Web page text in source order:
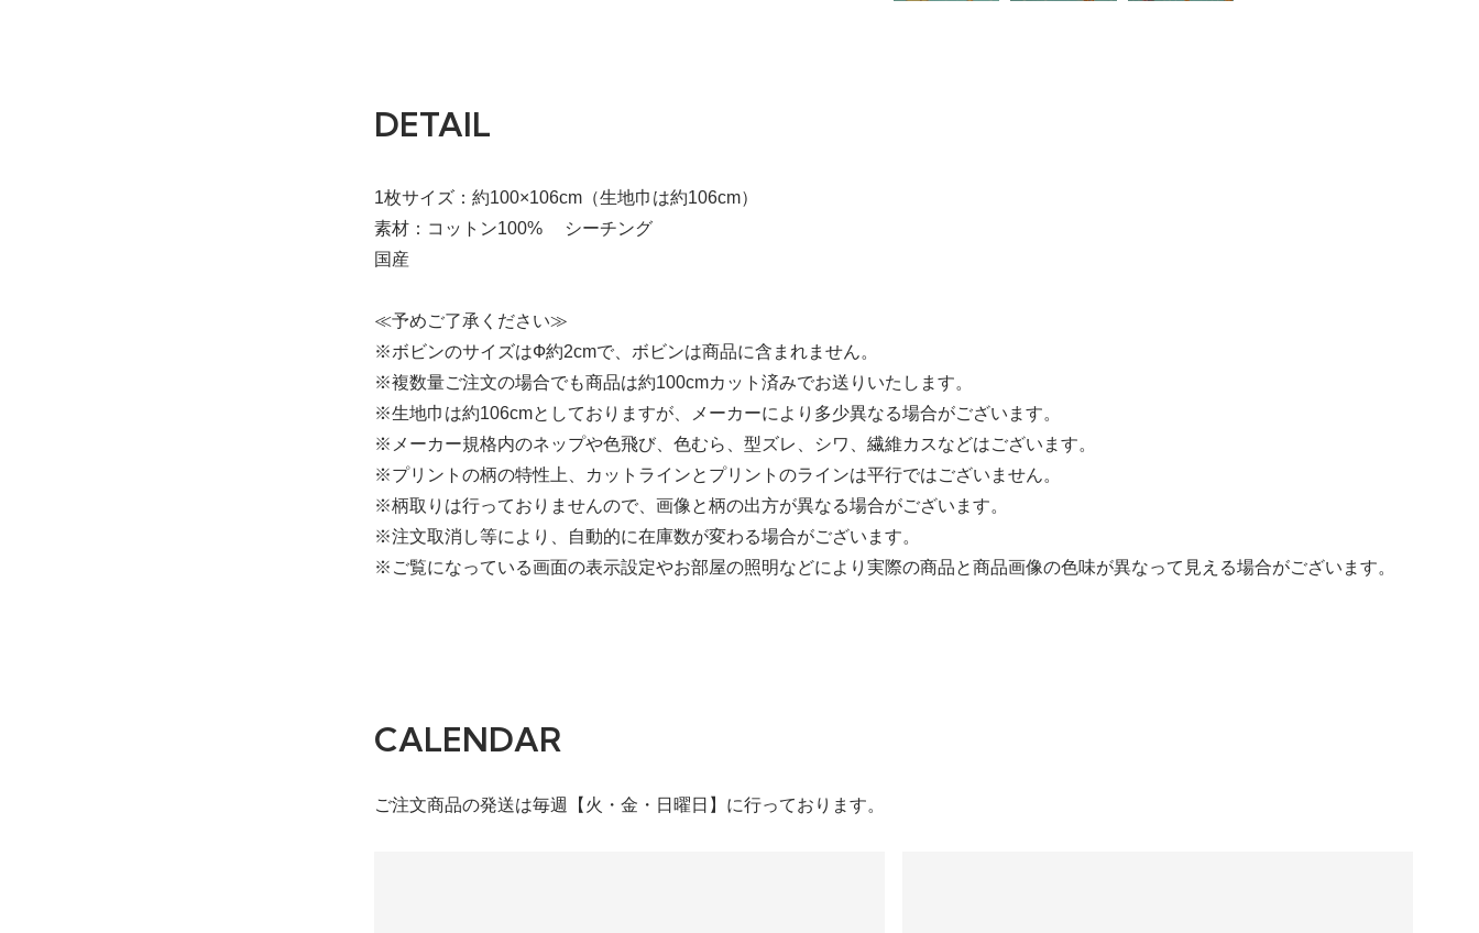
DETAIL
1枚サイズ：約100×106cm（生地巾は約106cm）
素材：コットン100% シーチング
国産
≪予めご了承ください≫
※ボビンのサイズはФ約2cmで、ボビンは商品に含まれません。
※複数量ご注文の場合でも商品は約100cmカット済みでお送りいたします。
※生地巾は約106cmとしておりますが、メーカーにより多少異なる場合がございます。
※メーカー規格内のネップや色飛び、色むら、型ズレ、シワ、繊維カスなどはございます。
※プリントの柄の特性上、カットラインとプリントのラインは平行ではございません。
※柄取りは行っておりませんので、画像と柄の出方が異なる場合がございます。
※注文取消し等により、自動的に在庫数が変わる場合がございます。
※ご覧になっている画面の表示設定やお部屋の照明などにより実際の商品と商品画像の色味が異なって見える場合がございます。
CALENDAR
ご注文商品の発送は毎週【火・金・日曜日】に行っております。